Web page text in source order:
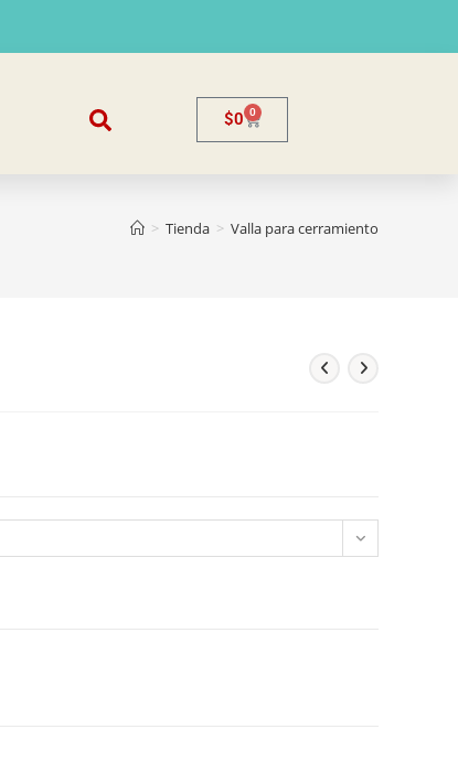
$0 0
> Tienda > Valla para cerramiento